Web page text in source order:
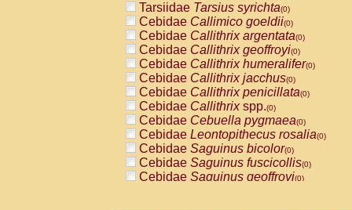
PitheciidaeCallicebus donacophilus
PitheciidaeCallicebus moloch
PitheciidaeCallicebus torquatus
PitheciidaeCallicebusspp.(0)
PitheciidaeChiropotes satanas(0)
PitheciidaePithecia monachus
PitheciidaePithecia pithecia(0)
CercopithecidaeCercocebus agilis
CercopithecidaeCercocebus
CercopithecidaeCercocebus
CercopithecidaeCercocebus
CercopithecidaeCercocebus
CercopithecidaeCercocebushybrid
Tarsiidae Tarsius syrichta(0)
Cebidae Callimico goeldii(0)
Cebidae Callithrix argentata(0)
Cebidae Callithrix geoffroyi(0)
Cebidae Callithrix humeralifer(0)
Cebidae Callithrix jacchus(0)
Cebidae Callithrix penicillata(0)
Cebidae Callithrixspp.(0)
Cebidae Cebuella pygmaea(0)
Cebidae Leontopithecus rosalia(0)
Cebidae Saguinus bicolor(0)
Cebidae Saguinus fuscicollis(0)
Cebidae Saguinus geoffroyi(0)